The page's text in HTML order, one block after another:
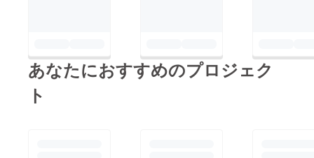
あなたにおすすめのプロジェク
ト